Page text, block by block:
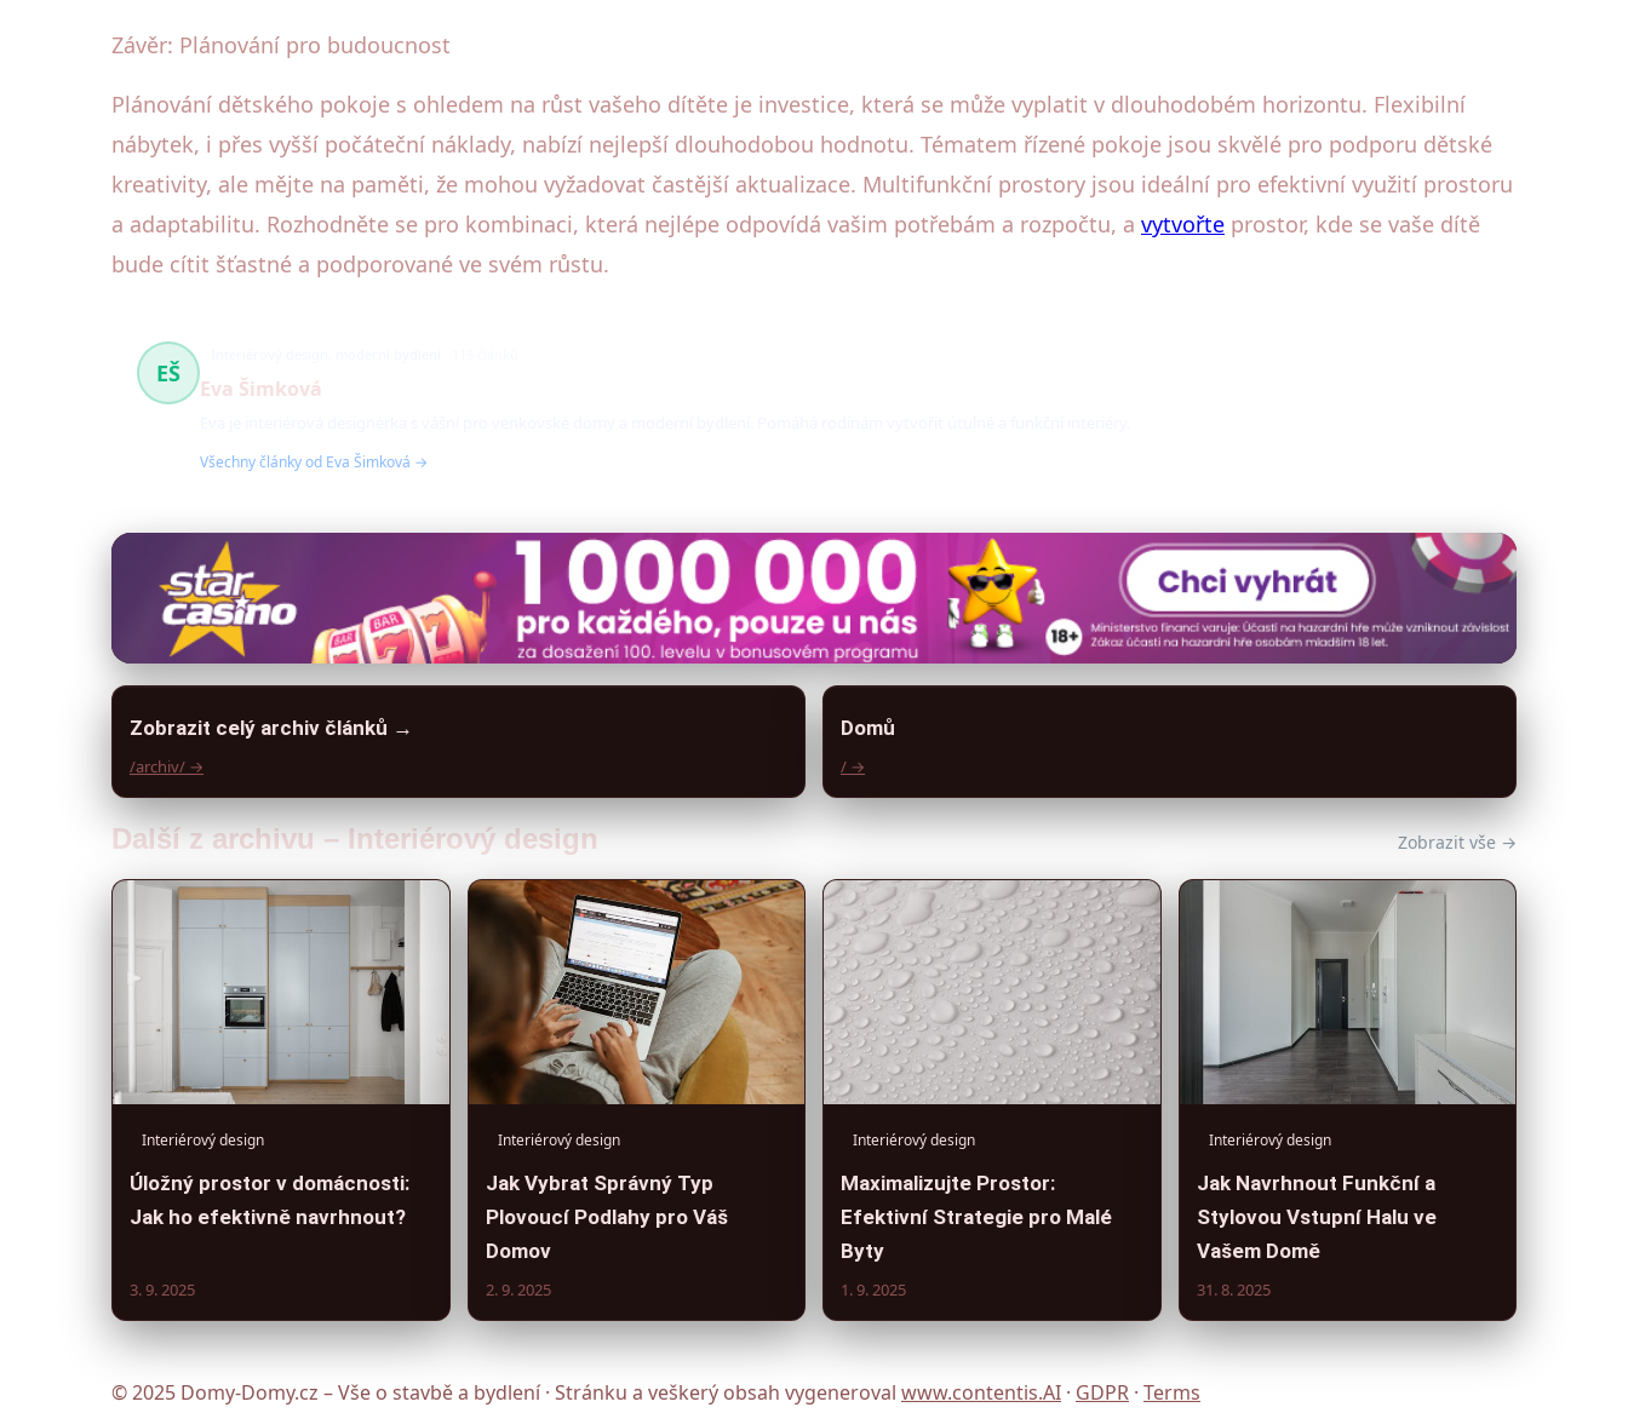
Závěr: Plánování pro budoucnost
Plánování dětského pokoje s ohledem na růst vašeho dítěte je investice, která se může vyplatit v dlouhodobém horizontu. Flexibilní
nábytek, i přes vyšší počáteční náklady, nabízí nejlepší dlouhodobou hodnotu. Tématem řízené pokoje jsou skvělé pro podporu dětské
kreativity, ale mějte na paměti, že mohou vyžadovat častější aktualizace. Multifunkční prostory jsou ideální pro efektivní využití prostoru
a adaptabilitu. Rozhodněte se pro kombinaci, která nejlépe odpovídá vašim potřebám a rozpočtu, a vytvořte prostor, kde se vaše dítě
bude cítit šťastné a podporované ve svém růstu.
EŠ
Eva Šimková
Všechny články od Eva Šimková →
Zobrazit celý archiv článků →
/archiv/ →
Domů
/ →
Další z archivu – Interiérový design Zobrazit vše →
Interiérový design
Úložný prostor v domácnosti:
Jak ho efektivně navrhnout?
3. 9. 2025
Interiérový design
Jak Vybrat Správný Typ
Plovoucí Podlahy pro Váš
Domov
2. 9. 2025
Interiérový design
Maximalizujte Prostor:
Efektivní Strategie pro Malé
Byty
1. 9. 2025
Interiérový design
Jak Navrhnout Funkční a
Stylovou Vstupní Halu ve
Vašem Domě
31. 8. 2025
© 2025 Domy-Domy.cz – Vše o stavbě a bydlení · Stránku a veškerý obsah vygeneroval www.contentis.AI · GDPR · Terms